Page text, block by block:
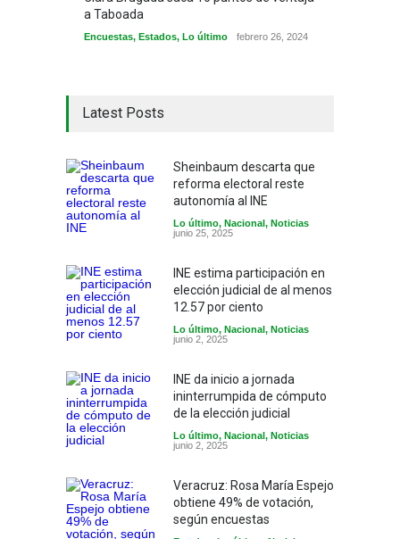
a Taboada
Encuestas, Estados, Lo último febrero 26, 2024
Latest Posts
Sheinbaum descarta que
reforma electoral reste
autonomía al INE
Lo último, Nacional, Noticias
junio 25, 2025
INE estima participación en
elección judicial de al menos
12.57 por ciento
Lo último, Nacional, Noticias
junio 2, 2025
INE da inicio a jornada
ininterrumpida de cómputo
de la elección judicial
Lo último, Nacional, Noticias
junio 2, 2025
Veracruz: Rosa María Espejo
obtiene 49% de votación,
según encuestas